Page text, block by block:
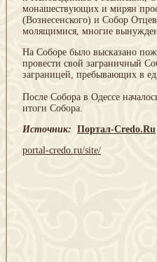
монашествующих и мирян
(Вознесенского) и Собор
молящимися, многие
На Соборе было высказано
провести свой заграничный
заграницей, пребывающих в
После Собора в Одессе
итоги Собора.
Источник: Портал-Credo.Ru
portal-credo.ru/site/